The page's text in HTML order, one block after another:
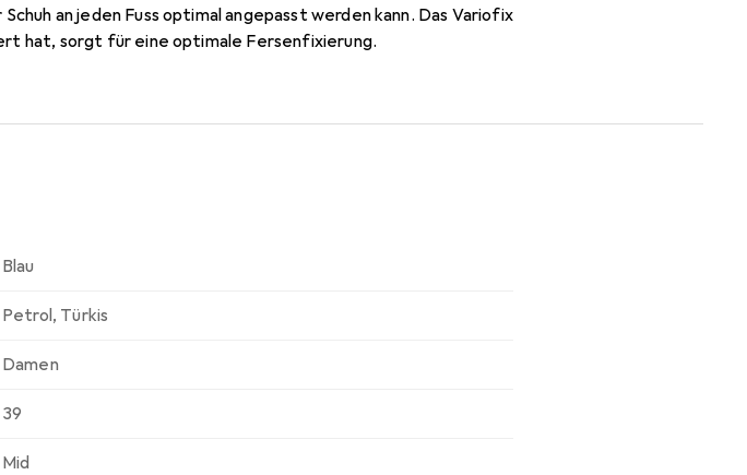
an jeden Fuss optimal angepasst werden kann. Das Variofix
hat, sorgt für eine optimale Fersenfixierung.
Blau
Petrol, Türkis
Damen
39
Mid